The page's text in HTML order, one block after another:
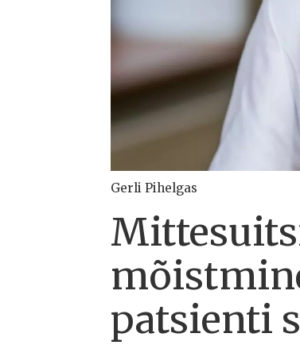
Gerli Pihelgas
patsienti